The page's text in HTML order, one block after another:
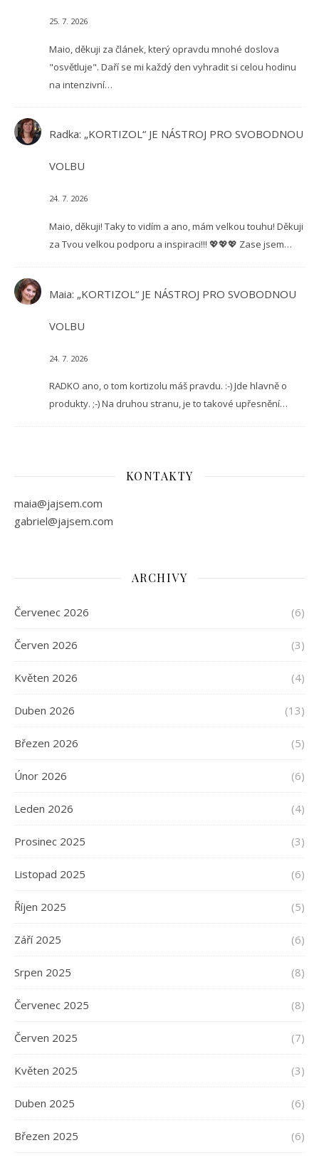
25. 7. 2026
Maio, děkuji za článek, který opravdu mnohé doslova
"osvětluje". Daří se mi každý den vyhradit si celou hodinu
na intenzivní…
Radka: „KORTIZOL“ JE NÁSTROJ PRO SVOBODNOU
VOLBU
24. 7. 2026
Maio, děkuji! Taky to vidím a ano, mám velkou touhu! Děkuji
za Tvou velkou podporu a inspiraci!!! 💖💖💖 Zase jsem…
Maia: „KORTIZOL“ JE NÁSTROJ PRO SVOBODNOU
VOLBU
24. 7. 2026
RADKO ano, o tom kortizolu máš pravdu. :-) Jde hlavně o
produkty. ;-) Na druhou stranu, je to takové upřesnění…
KONTAKTY
maia@jajsem.com
gabriel@jajsem.com
ARCHIVY
Červenec 2026 (6)
Červen 2026 (3)
Květen 2026 (4)
Duben 2026 (13)
Březen 2026 (5)
Únor 2026 (6)
Leden 2026 (4)
Prosinec 2025 (3)
Listopad 2025 (6)
Říjen 2025 (5)
Září 2025 (6)
Srpen 2025 (8)
Červenec 2025 (8)
Červen 2025 (7)
Květen 2025 (3)
Duben 2025 (6)
Březen 2025 (6)